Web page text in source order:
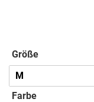
Größe
M
Farbe